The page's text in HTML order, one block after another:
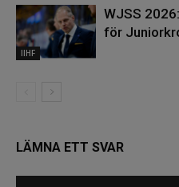
IIHF
WJSS
för
LÄMNA ETT SVAR